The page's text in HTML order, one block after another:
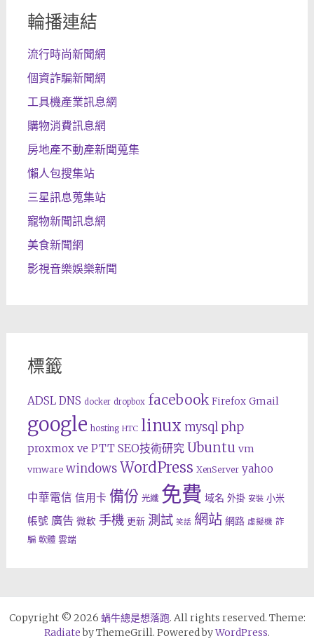
輪播連結
流行時尚新聞網
個資詐騙新聞網
工具機產業訊息網
購物消費訊息網
房地產不動產新聞蒐集
懶人包搜集站
三星訊息蒐集站
寵物新聞訊息網
美食新聞網
影視音樂娛樂新聞
標籤
ADSL DNS docker dropbox facebook Firefox Gmail
google hosting HTC linux mysql php
proxmox ve PTT SEO技術研究 Ubuntu vm
vmware windows WordPress XenServer yahoo
中華電信 信用卡 備份 光纖 免費 域名 外掛 安裝 小米
帳號 廣告 微軟 手機 更新 測試 笑話 網站 網路 虛擬機 詐
騙 軟體 雲端
Copyright © 2026 蝸牛總是想落跑. All rights reserved. Theme:
Radiateby ThemeGrill. Powered byWordPress.